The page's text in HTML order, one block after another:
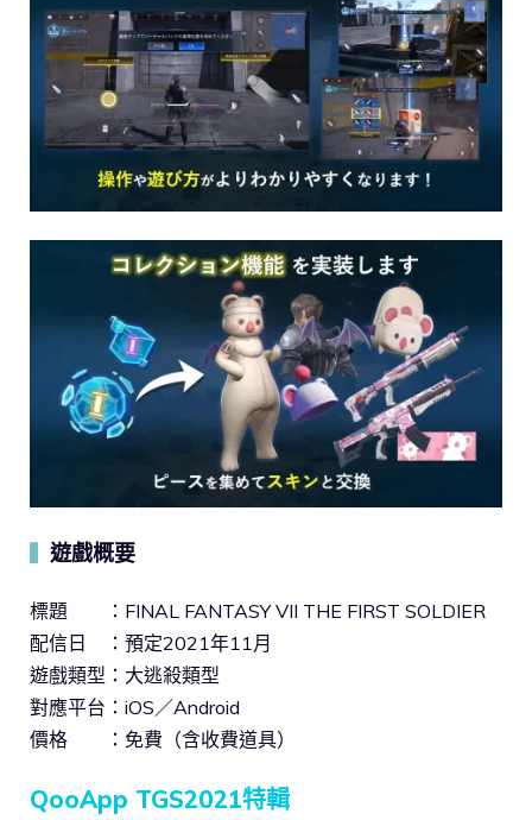
遊戲概要
標題 ：FINAL FANTASY VII THE FIRST SOLDIER
配信日 ：預定2021年11月
遊戲類型：大逃殺類型
對應平台：iOS／Android
價格 ：免費（含收費道具）
QooApp TGS2021特輯